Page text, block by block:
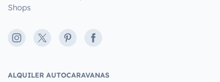
Shops
Instagram
X PinterestFacebook
ALQUILER AUTOCARAVANAS